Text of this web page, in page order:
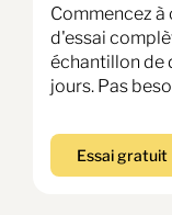
Commencez
d'essai
échantillon de
jours. Pas
Essai gratuit